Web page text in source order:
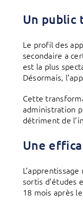
Un public
Le profil des
secondaire a
est la plus
Désormais,
Cette
administration
détriment de
Une
sortis d’études
18 mois après